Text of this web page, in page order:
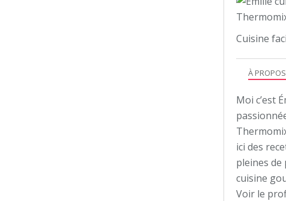
Cuisine
À PROPOS
Moi c’est
ici des
pleines de
cuisine
Voir le